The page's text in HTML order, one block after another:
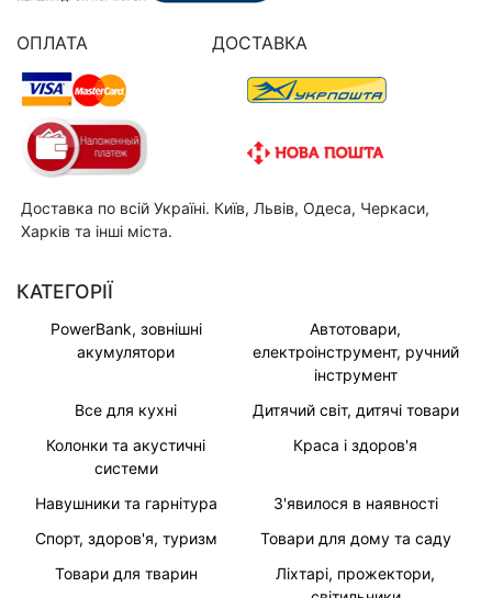
ОПЛАТА ДОСТАВКА
Доставка по всій Україні. Київ, Львів, Одеса, Черкаси,
Харків та інші міста.
КАТЕГОРІЇ
PowerBank, зовнішні
акумулятори
Автотовари,
електроінструмент, ручний
інструмент
Все для кухні
Дитячий світ, дитячі товари
Колонки та акустичні
системи
Краса і здоров'я
Навушники та гарнітура
З'явилося в наявності
Спорт, здоров'я, туризм
Товари для дому та саду
Товари для тварин
Ліхтарі, прожектори,